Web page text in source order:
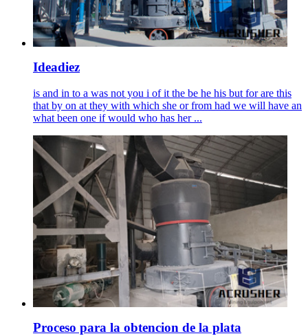
Ideadiez
is and in to a was not you i of it the be he his but for are this
that by on at they with which she or from had we will have an
what been one if would who has her ...
Proceso para la obtencion de la plata